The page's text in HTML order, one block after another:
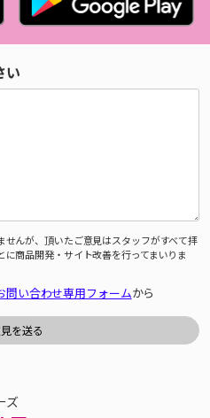
い
せんが、頂いたご意見はスタッフがすべて拝
商品開発・サイト改善を行ってまいりま
問い合わせ専用フォームから
ズ